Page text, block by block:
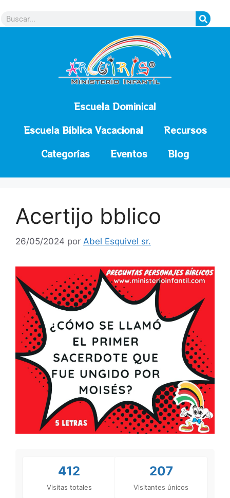
Escuela Dominical
Escuela Bíblica Vacacional
Recursos
Categorías
Eventos Blog
Acertijo bblico
26/05/2024 por Abel Esquivel sr.
412
Visitas totales
207
Visitantes únicos